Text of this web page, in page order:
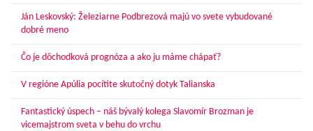
Ján Leskovský: Železiarne Podbrezová majú vo svete vybudované
dobré meno
Čo je dôchodková prognóza a ako ju máme chápať?
V regióne Apúlia pocítite skutočný dotyk Talianska
Fantastický úspech – náš bývalý kolega Slavomír Brozman je
vicemajstrom sveta v behu do vrchu